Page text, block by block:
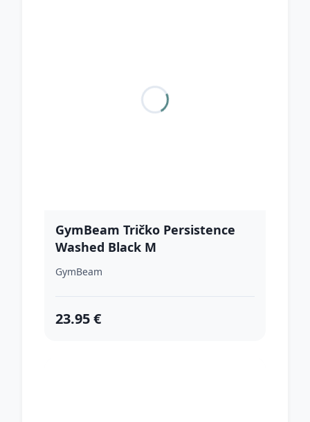
GymBeam Tričko Persistence
Washed Black M
GymBeam
23.95 €